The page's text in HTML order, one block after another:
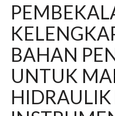
BAHAN
UNTUK